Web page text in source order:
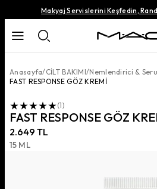
Makyaj Servislerini Keşfedin,
Anasayfa/CİLT BAKIMI/Nemlendirici &
FAST RESPONSE GÖZ KREMİ
(1)
FAST RESPONSE GÖZ
2.649 TL
15 ML